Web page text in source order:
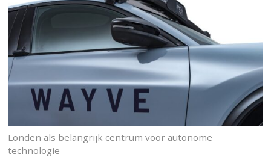
Londen als belangrijk centrum voor autonome
technologie